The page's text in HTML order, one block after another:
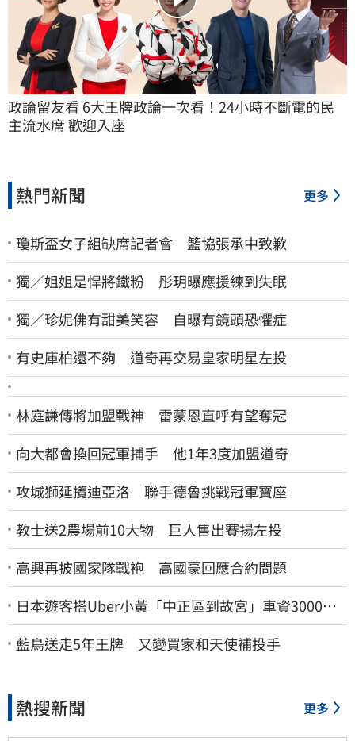
政論留友看 6大王牌政論一次看！24小時不斷電的民
主流水席 歡迎入座
熱門新聞 更多
瓊斯盃女子組缺席記者會 籃協張承中致歉
獨／姐姐是悍將鐵粉 彤玥曝應援練到失眠
獨／珍妮佛有甜美笑容 自曝有鏡頭恐懼症
有史庫柏還不夠 道奇再交易皇家明星左投
林庭謙傳將加盟戰神 雷蒙恩直呼有望奪冠
向大都會換回冠軍捕手 他1年3度加盟道奇
攻城獅延攬迪亞洛 聯手德魯挑戰冠軍寶座
教士送2農場前10大物 巨人售出賽揚左投
高興再披國家隊戰袍 高國豪回應合約問題
日本遊客搭Uber小黃「中正區到故宮」車資3000
元…嚇傻：都沒心情逛了
藍鳥送走5年王牌 又變買家和天使補投手
熱搜新聞 更多